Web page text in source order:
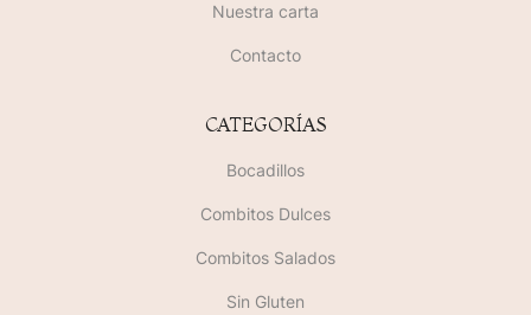
Nuestra carta
Contacto
CATEGORÍAS
Bocadillos
Combitos Dulces
Combitos Salados
Sin Gluten